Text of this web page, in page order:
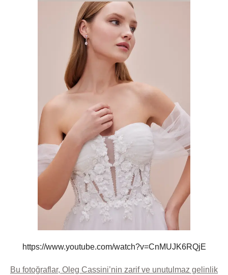
https://www.youtube.com/watch?v=CnMUJK6RQjE
Bu fotoğraflar, Oleg Cassini’nin zarif ve unutulmaz gelinlik